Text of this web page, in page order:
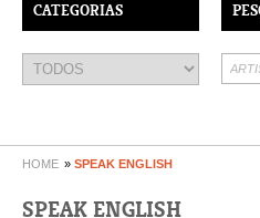
CATEGORIAS
HOME » SPEAK ENGLISH
SPEAK ENGLISH